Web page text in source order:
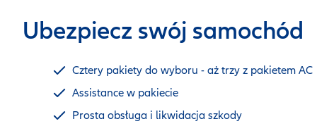
Ubezpiecz swój samochód
Cztery pakiety do wyboru - aż trzy z pakietem AC
Assistance w pakiecie
Prosta obsługa i likwidacja szkody